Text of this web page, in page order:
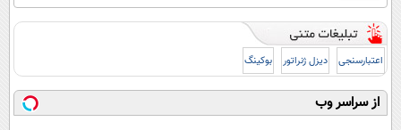
اعتبارسنجی دیزل ژنراتور بوکینگ
از سراسر وب